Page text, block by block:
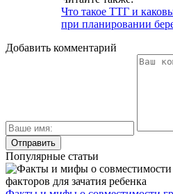
Что такое ТТГ и
при планировании
Добавить комментарий
Популярные статьи